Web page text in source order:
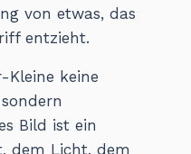
von etwas, das
entzieht.
Kleine keine
Bild ist ein
dem Licht, dem